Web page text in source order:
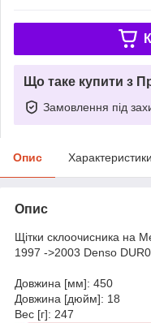
Що таке купити з
Замовлення під
Опис Характеристики
Опис
Щітки склоочисника на
1997 ->2003 Denso
Довжина [мм]: 450
Довжина [дюйм]: 18
Вес [г]: 247